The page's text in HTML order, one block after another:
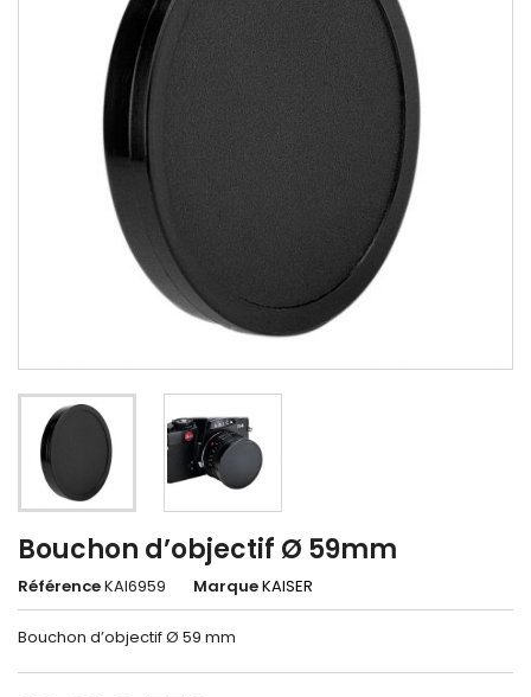
Bouchon d’objectif Ø 59mm
RéférenceKAI6959 MarqueKAISER
Bouchon d’objectif Ø 59 mm